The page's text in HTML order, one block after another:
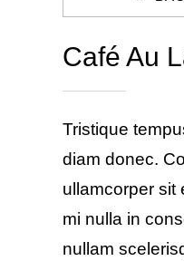
Café Au
Tristique
diam donec.
ullamcorper sit
mi nulla in
nullam